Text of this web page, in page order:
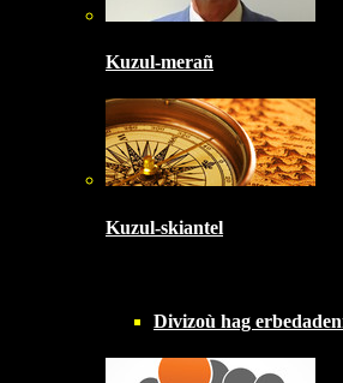
Kuzul-merañ
Kuzul-skiantel
Divizoù hag